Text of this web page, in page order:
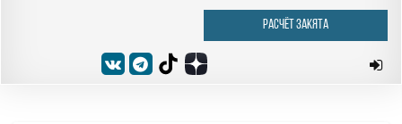
РАСЧЁТ ЗАКЯТА